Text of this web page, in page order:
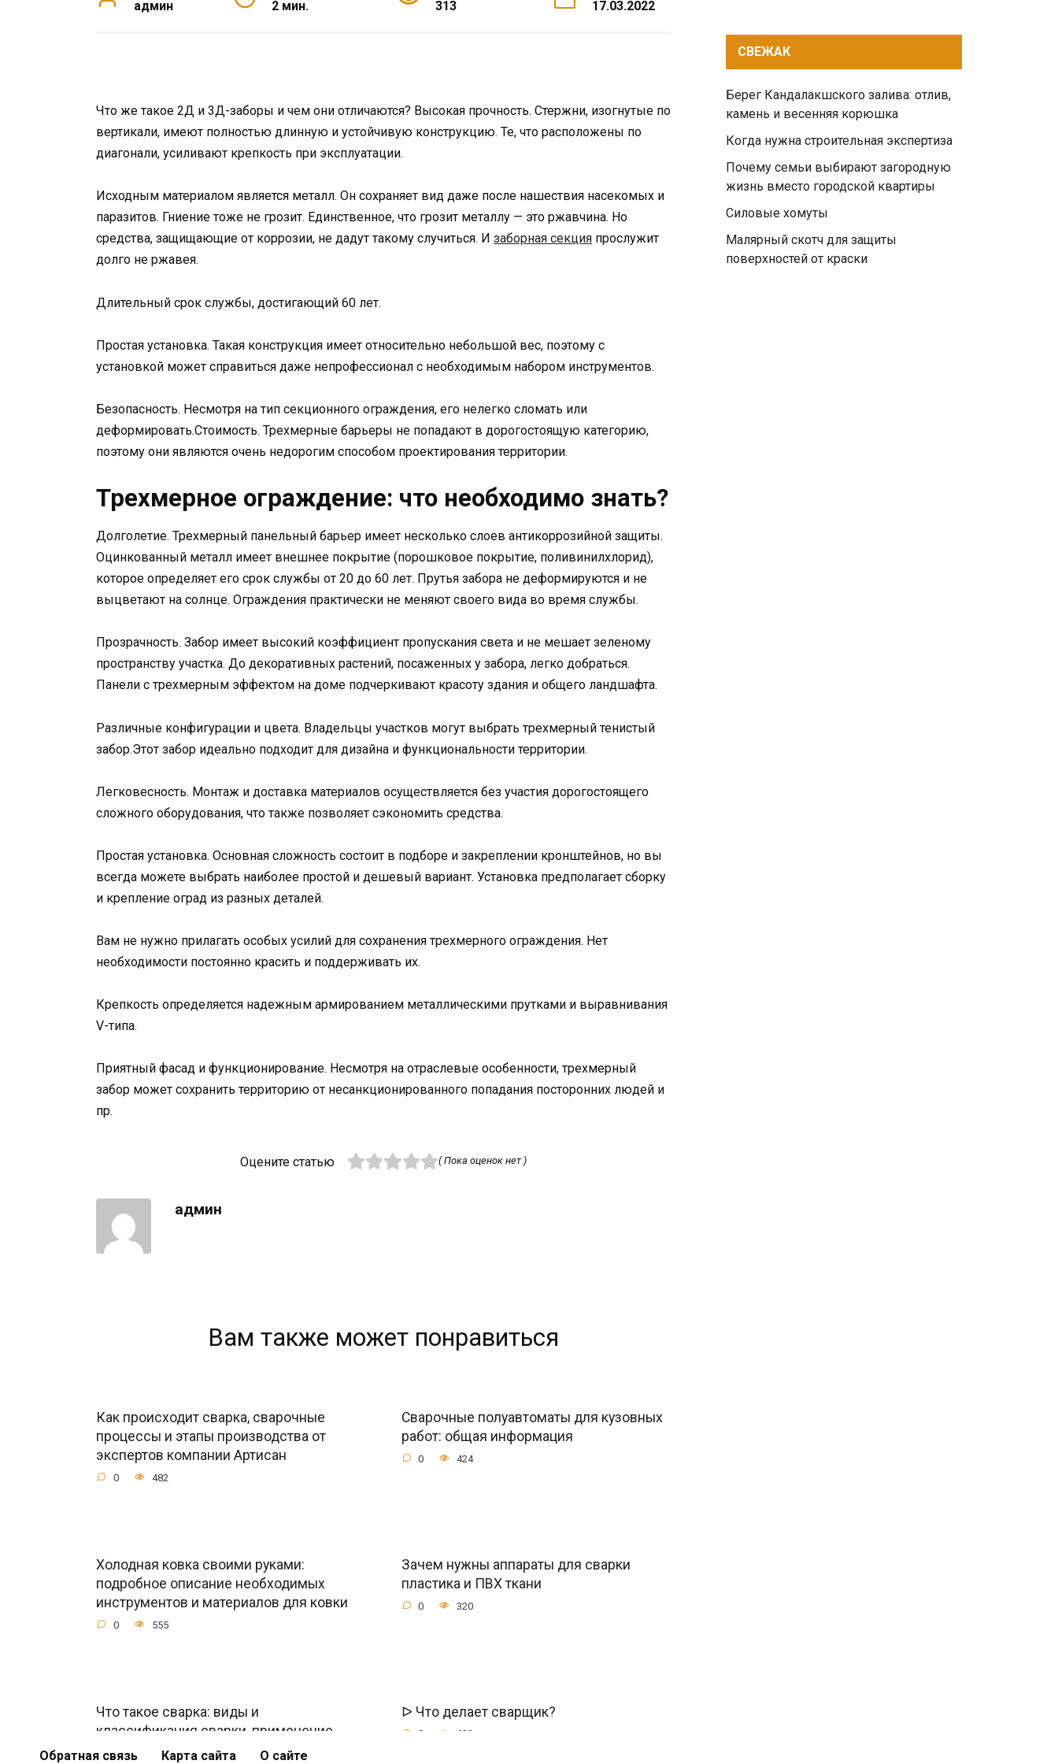
админ 2 мин. 313 17.03.2022
Что же такое 2Д и 3Д-заборы и чем они отличаются? Высокая прочность. Стержни, изогнутые по
вертикали, имеют полностью длинную и устойчивую конструкцию. Те, что расположены по
диагонали, усиливают крепкость при эксплуатации.
Исходным материалом является металл. Он сохраняет вид даже после нашествия насекомых и
паразитов. Гниение тоже не грозит. Единственное, что грозит металлу — это ржавчина. Но
средства, защищающие от коррозии, не дадут такому случиться. И заборная секция прослужит
долго не ржавея.
Длительный срок службы, достигающий 60 лет.
Простая установка. Такая конструкция имеет относительно небольшой вес, поэтому с
установкой может справиться даже непрофессионал с необходимым набором инструментов.
Безопасность. Несмотря на тип секционного ограждения, его нелегко сломать или
деформировать.Стоимость. Трехмерные барьеры не попадают в дорогостоящую категорию,
поэтому они являются очень недорогим способом проектирования территории.
Трехмерное ограждение: что необходимо знать?
Долголетие. Трехмерный панельный барьер имеет несколько слоев антикоррозийной защиты.
Оцинкованный металл имеет внешнее покрытие (порошковое покрытие, поливинилхлорид),
которое определяет его срок службы от 20 до 60 лет. Прутья забора не деформируются и не
выцветают на солнце. Ограждения практически не меняют своего вида во время службы.
Прозрачность. Забор имеет высокий коэффициент пропускания света и не мешает зеленому
пространству участка. До декоративных растений, посаженных у забора, легко добраться.
Панели с трехмерным эффектом на доме подчеркивают красоту здания и общего ландшафта.
Различные конфигурации и цвета. Владельцы участков могут выбрать трехмерный тенистый
забор.Этот забор идеально подходит для дизайна и функциональности территории.
Легковесность. Монтаж и доставка материалов осуществляется без участия дорогостоящего
сложного оборудования, что также позволяет сэкономить средства.
Простая установка. Основная сложность состоит в подборе и закреплении кронштейнов, но вы
всегда можете выбрать наиболее простой и дешевый вариант. Установка предполагает сборку
и крепление оград из разных деталей.
Вам не нужно прилагать особых усилий для сохранения трехмерного ограждения. Нет
необходимости постоянно красить и поддерживать их.
Крепкость определяется надежным армированием металлическими прутками и выравнивания
V-типа.
Приятный фасад и функционирование. Несмотря на отраслевые особенности, трехмерный
забор может сохранить территорию от несанкционированного попадания посторонних людей и
пр.
Оцените статью ( Пока оценок нет )
админ
Вам также может понравиться
Как происходит сварка, сварочные
процессы и этапы производства от
экспертов компании Артисан
0 482
Сварочные полуавтоматы для кузовных
работ: общая информация
0 424
Холодная ковка своими руками:
подробное описание необходимых
инструментов и материалов для ковки
0 555
Зачем нужны аппараты для сварки
пластика и ПВХ ткани
0 320
Что такое сварка: виды и
классификация сварки, применение
крупки алюминиевой
ᐅ Что делает сварщик?
0 632
СВЕЖАК
Берег Кандалакшского залива: отлив,
камень и весенняя корюшка
Когда нужна строительная экспертиза
Почему семьи выбирают загородную
жизнь вместо городской квартиры
Силовые хомуты
Малярный скотч для защиты
поверхностей от краски
Обратная связь Карта сайта О сайте